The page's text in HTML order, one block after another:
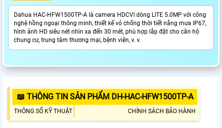
Dahua HAC-HFW1500TP-A là camera HDCVI dòng LITE 5.0MP với công
nghệ hồng ngoại thông minh, thiết kế vỏ chống thời tiết nắng mưa IP67,
hình ảnh HD siêu nét nhìn xa đến 30 mét, phù hợp lắp đặt cho căn hộ
chung cư, trung tâm thương mại, bệnh viện, v. v.
📖 THÔNG TIN SẢN PHẨM DH-HAC-HFW1500TP-A
THÔNG SỐ KỸ THUẬT CHÍNH SÁCH BẢO HÀNH